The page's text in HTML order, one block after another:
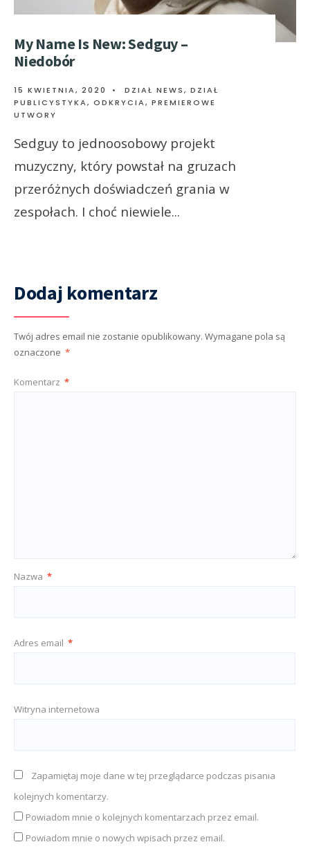
My Name Is New: Sedguy –
Niedobór
15 KWIETNIA, 2020 • DZIAŁ NEWS, DZIAŁ
PUBLICYSTYKA, ODKRYCIA, PREMIEROWE
UTWORY
Sedguy to jednoosobowy projekt
muzyczny, który powstał na gruzach
przeróżnych doświadczeń grania w
zespołach. I choć niewiele...
Dodaj komentarz
Twój adres email nie zostanie opublikowany. Wymagane pola są
oznaczone *
Komentarz *
Nazwa *
Adres email *
Witryna internetowa
Zapamiętaj moje dane w tej przeglądarce podczas pisania
kolejnych komentarzy.
Powiadom mnie o kolejnych komentarzach przez email.
Powiadom mnie o nowych wpisach przez email.